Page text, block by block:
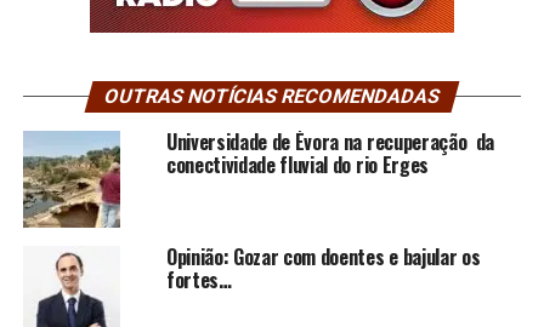
OUTRAS NOTÍCIAS RECOMENDADAS
Universidade de Évora na recuperação da
conectividade fluvial do rio Erges
Opinião: Gozar com doentes e bajular os
fortes…